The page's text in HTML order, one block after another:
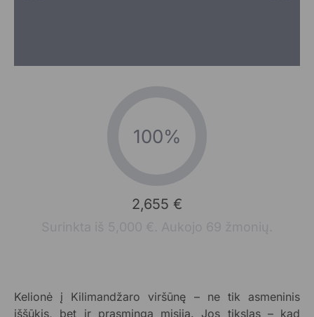
100%
2,655 €
Kelionė į Kilimandžaro viršūnę – ne tik asmeninis
iššūkis, bet ir prasminga misija. Jos tikslas – kad